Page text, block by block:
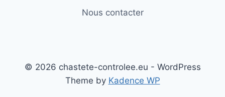
Nous contacter
© 2026 chastete-controlee.eu - WordPress
Theme by Kadence WP